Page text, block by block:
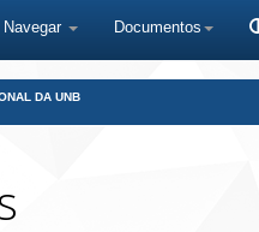
Navegar Documentos
DA UNB